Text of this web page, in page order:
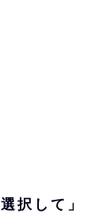
択して」